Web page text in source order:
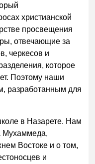
христианской
просвещения
отвечающие за
черкесов и
которое
Поэтому наши
разработанным для
в Назарете. Нам
Мухаммеда,
Востоке и о том,
и